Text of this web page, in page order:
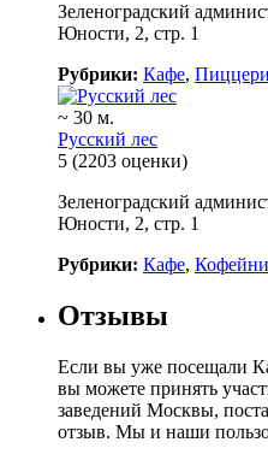
Зеленоградский
Юности, 2, стр. 1
Рубрики: Кафе,
~ 30 м.
Русский лес
5 (2203 оценки)
Зеленоградский
Юности, 2, стр. 1
Рубрики: Кафе, Кофейни
Отзывы
Если вы уже посещали
вы можете принять
заведений Москвы,
отзыв. Мы и наши